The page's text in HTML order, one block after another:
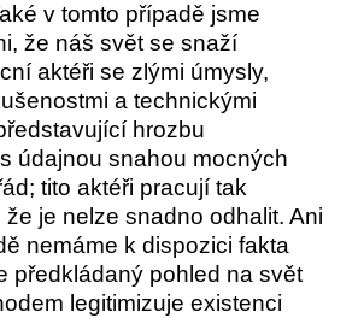
v tomto případě jsme
že náš svět se snaží
aktéři se zlými úmysly,
a technickými
hrozbu
údajnou snahou mocných
tito aktéři pracují tak
je nelze snadno odhalit. Ani
nemáme k dispozici fakta
předkládaný pohled na svět
legitimizuje existenci